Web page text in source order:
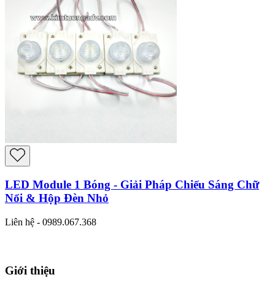
LED Module 1 Bóng - Giải Pháp Chiếu Sáng Chữ
Nổi & Hộp Đèn Nhỏ
Liên hệ - 0989.067.368
Giới thiệu